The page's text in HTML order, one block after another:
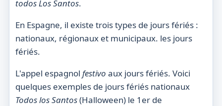
todosLosSantos.
En Espagne, il existe trois types de jours fériés :
nationaux, régionaux et municipaux. les jours
fériés.
L'appel espagnol festivo aux jours fériés. Voici
quelques exemples de jours fériés nationaux
Todos los Santos(Halloween) le 1er de